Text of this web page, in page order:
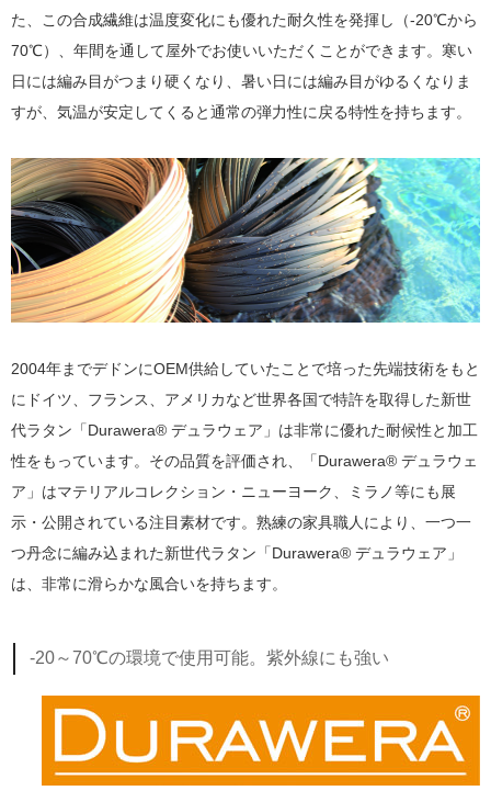
た、この合成繊維は温度変化にも優れた耐久性を発揮し（-20℃から
70℃）、年間を通して屋外でお使いいただくことができます。寒い
日には編み目がつまり硬くなり、暑い日には編み目がゆるくなりま
すが、気温が安定してくると通常の弾力性に戻る特性を持ちます。
2004年までデドンにOEM供給していたことで培った先端技術をもと
にドイツ、フランス、アメリカなど世界各国で特許を取得した新世
代ラタン「Durawera® デュラウェア」は非常に優れた耐候性と加工
性をもっています。その品質を評価され、「Durawera® デュラウェ
ア」はマテリアルコレクション・ニューヨーク、ミラノ等にも展
示・公開されている注目素材です。熟練の家具職人により、一つ一
つ丹念に編み込まれた新世代ラタン「Durawera® デュラウェア」
は、非常に滑らかな風合いを持ちます。
-20～70℃の環境で使用可能。紫外線にも強い